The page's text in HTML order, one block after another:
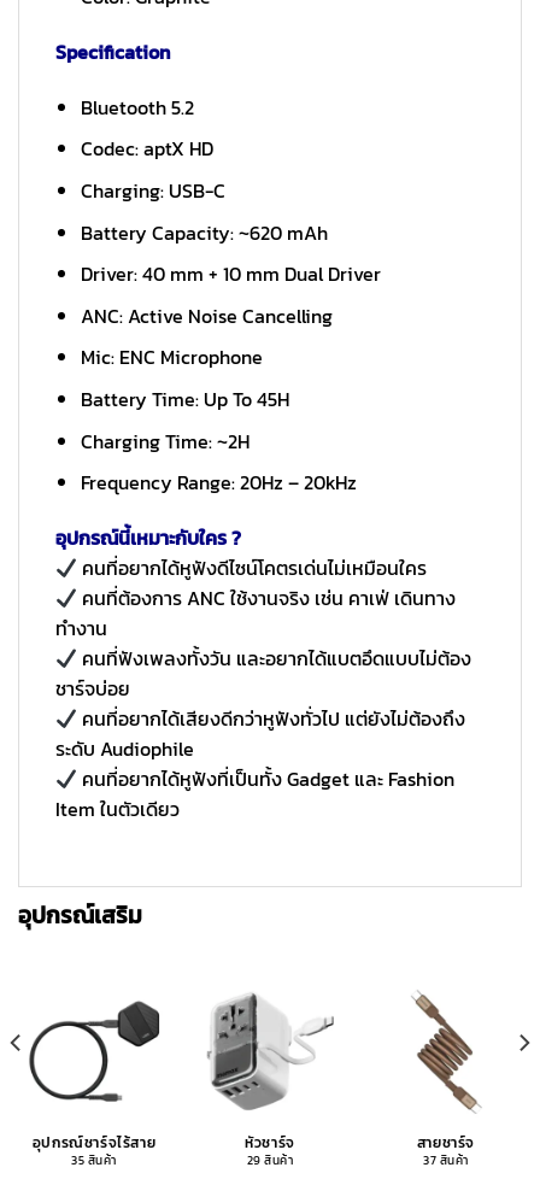
Specification
Bluetooth 5.2
Codec: aptX HD
Charging: USB-C
Battery Capacity: ~620 mAh
Driver: 40 mm + 10 mm Dual Driver
ANC: Active Noise Cancelling
Mic: ENC Microphone
Battery Time: Up To 45H
Charging Time: ~2H
Frequency Range: 20Hz – 20kHz
อุปกรณ์นี้เหมาะกับใคร ?
คนที่อยากได้หูฟังดีไซน์โคตรเด่นไม่เหมือนใคร
คนที่ต้องการ ANC ใช้งานจริง เช่น คาเฟ่ เดินทาง
ทำงาน
คนที่ฟังเพลงทั้งวัน และอยากได้แบตอึดแบบไม่ต้อง
ชาร์จบ่อย
คนที่อยากได้เสียงดีกว่าหูฟังทั่วไป แต่ยังไม่ต้องถึง
ระดับ Audiophile
คนที่อยากได้หูฟังที่เป็นทั้ง Gadget และ Fashion
Item ในตัวเดียว
อุปกรณ์เสริม
อุปกรณ์ชาร์จไร้สาย
35 สินค้า
หัวชาร์จ
29 สินค้า
สายชาร์จ
37 สินค้า